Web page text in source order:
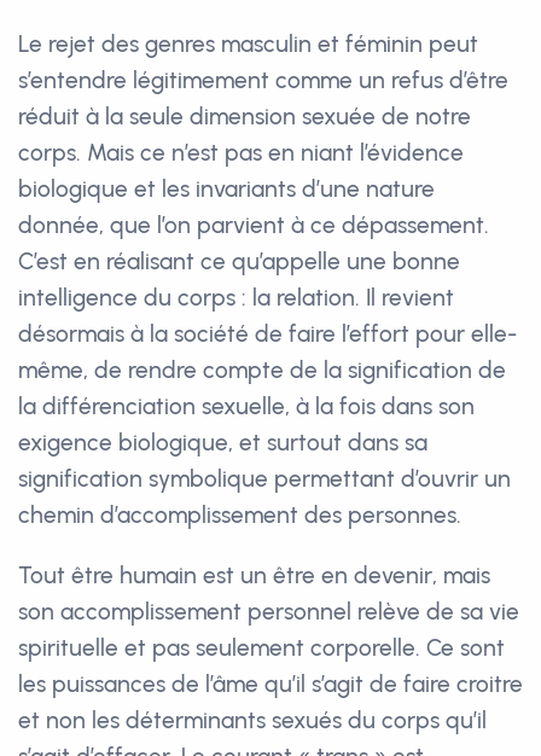
Le rejet des genres masculin et féminin peut
s’entendre légitimement comme un refus d’être
réduit à la seule dimension sexuée de notre
corps. Mais ce n’est pas en niant l’évidence
biologique et les invariants d’une nature
donnée, que l’on parvient à ce dépassement.
C’est en réalisant ce qu’appelle une bonne
intelligence du corps : la relation. Il revient
désormais à la société de faire l’effort pour elle-
même, de rendre compte de la signification de
la différenciation sexuelle, à la fois dans son
exigence biologique, et surtout dans sa
signification symbolique permettant d’ouvrir un
chemin d’accomplissement des personnes.
Tout être humain est un être en devenir, mais
son accomplissement personnel relève de sa vie
spirituelle et pas seulement corporelle. Ce sont
les puissances de l’âme qu’il s’agit de faire croitre
et non les déterminants sexués du corps qu’il